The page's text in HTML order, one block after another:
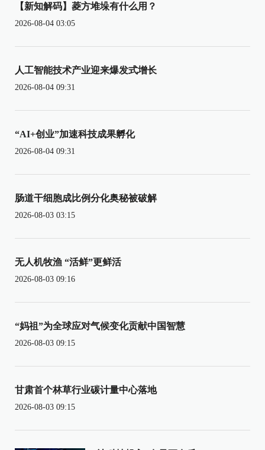
【新知解码】菱方堆垛有什么用？
2026-08-04 03:05
人工智能技术产业迎来爆发式增长
2026-08-04 09:31
“AI+创业”加速科技成果孵化
2026-08-04 09:31
肠道干细胞成比例分化奥秘被破解
2026-08-03 03:15
无人机牧渔 “活鲜”更鲜活
2026-08-03 09:16
“妈祖”为全球应对气候变化贡献中国智慧
2026-08-03 09:15
甘肃首个林草行业碳计量中心落地
2026-08-03 09:15